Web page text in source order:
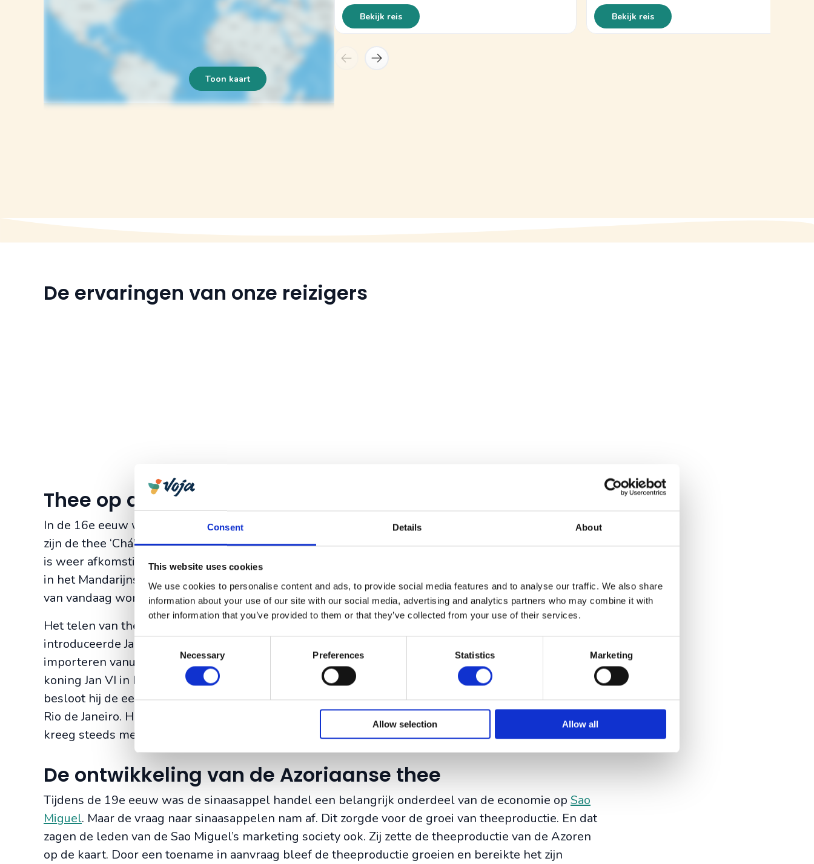
Consent Details About
This website uses cookies
We use cookies to personalise content and ads, to provide social media features and to analyse our traffic. We also share
information about your use of our site with our social media, advertising and analytics partners who may combine it with
other information that you’ve provided to them or that they’ve collected from your use of their services.
Selection
Necessary Preferences Statistics Marketing
Allow selection Allow all
Toon kaart
Bekijk reis Bekijk reis
De ervaringen van onze reizigers
Thee op de Azoren
In de 16e eeuw werd thee geïntroduceerd op
door thee-experts uit China. De Portugezen
zijn de thee ‘Chá’ gaan noemen omdat het Chinese karakter voor thee kan worden gelezen als ‘Te’. Dit
is weer afkomstig van het Maleisische woord drinken. Maar ook kan het gelezen worden als ‘Cha’, wat
in het Mandarijns ‘oogsten’ betekent. De voorkeur werd aan het laatste geluid gegeven. Tot op de dag
van vandaag wordt thee dus chá genoemd in Portugal.
Het telen van thee werd door Jacinto Leite in 1820 geïntroduceerd op de Azoren.In 1820
introduceerde Jacinto Leite het telen van thee op de Azoren. Voor die tijd lieten de eilanden de thee
importeren vanuit China. Jacinto werkte op voor 1820 als commandant van de Koninklijke Garde van
koning Jan VI in Brazilië waar hij in aanraking is gekomen met het telen van thee. Na zijn terugkeer
besloot hij de eerste theeplantage van São Miguel te beginnen met zaden die hij had meegebracht uit
Rio de Janeiro. Het klimaat van het eiland bleek goed te zijn voor de gewassen en het telen van thee
kreeg steeds meer aandacht op het eiland.
De ontwikkeling van de Azoriaanse thee
Tijdens de 19e eeuw was de sinaasappel handel een belangrijk onderdeel van de economie op Sao
Miguel. Maar de vraag naar sinaasappelen nam af. Dit zorgde voor de groei van theeproductie. En dat
zagen de leden van de Sao Miguel’s marketing society ook. Zij zette de theeproductie van de Azoren
op de kaart. Door een toename in aanvraag bleef de theeproductie groeien en bereikte het zijn